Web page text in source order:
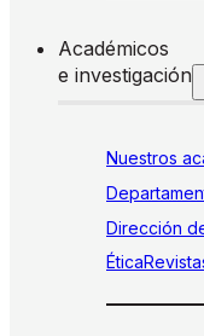
Académicos
e investigación
Nuestros
Dirección
Ética